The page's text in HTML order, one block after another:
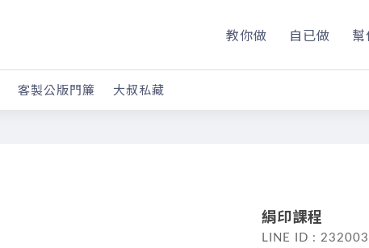
教你做 自已做
客製公版門簾 大叔私藏
絹印課程
LINE ID :